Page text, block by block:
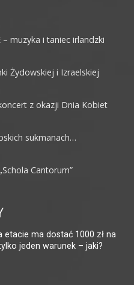
– muzyka i taniec irlandzki
Żydowskiej i Izraelskiej
z okazji Dnia Kobiet
sukmanach…
Cantorum”
etacie ma dostać 1000 zł na
jeden warunek – jaki?